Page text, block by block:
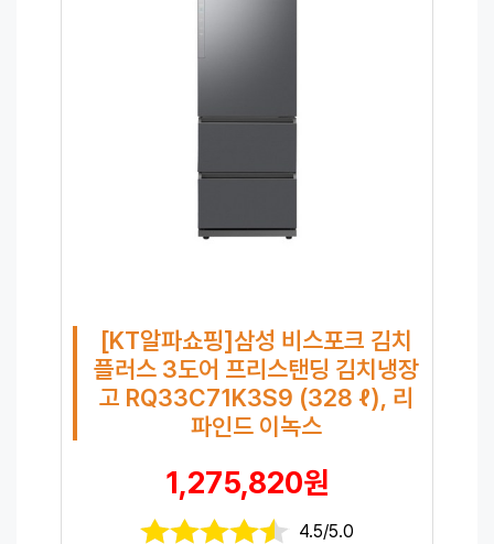
[KT알파쇼핑]삼성 비스포크 김치
플러스 3도어 프리스탠딩 김치냉장
고 RQ33C71K3S9 (328 ℓ), 리
파인드 이녹스
1,275,820원
4.5/5.0